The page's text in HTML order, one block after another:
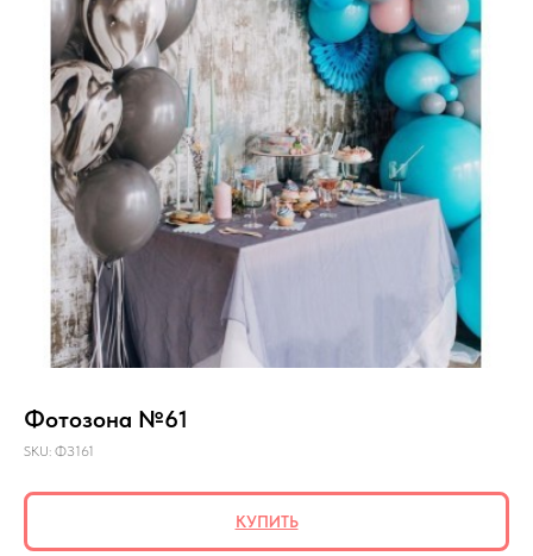
Фотозона №61
SKU: ФЗ161
КУПИТЬ